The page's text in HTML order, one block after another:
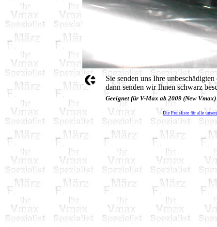
Sie senden uns Ihre
dann senden wir Ihnen schwarz
Geeignet für V-Max ab 2009 (New Vmax)
Die Preisliste für alle